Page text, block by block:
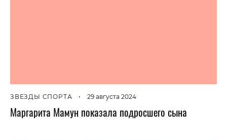
ЗВЕЗДЫ СПОРТА • 29 августа 2024
Маргарита Мамун показала подросшего сына